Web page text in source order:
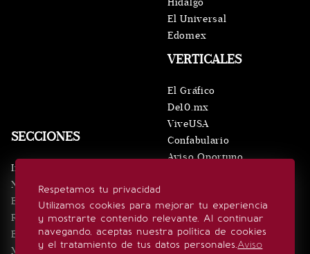
Respetamos tu privacidad
Utilizamos cookies para mejorar tu experiencia
y mostrarte contenido relevante. Al continuar
navegando, aceptas nuestra política de cookies
y el tratamiento de tus datos personales.Aviso
SECCIONES
Inicio
Noticias
Eventos
Realeza
Estilo de vida
Minuto x Minuto
VERTICALES
El Gráfico
De10.mx
ViveUSA
Confabulario
Aviso Oportuno
Hidalgo
El Universal
Edomex
SÍGUENOS